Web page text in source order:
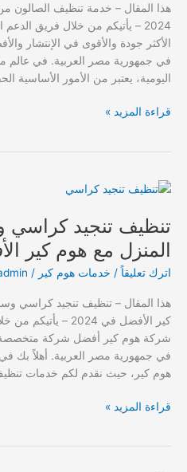
هذا المقال – خدمة تنظيف الصالون
2024 – يأتيكم من خلال فريق
الأكثر جودة والأقوى في الإنتشار
في جمهورية مصر العربية. في عالم
اليومية، يعتبر من الأمور الأساسية
شركة
هوم
كير
2024
قراءة المزيد »
تنظيف تنجيد
المنزل مع هوم كير
اترك تعليقاً / خدمات هوم كير /
هذا المقال – تنظيف تنجيد كراسي
كير الأفضل في 2024
شركة هوم كير أفضل شركة متخصصة
في جمهورية مصر العربية. أهلاً بك
هوم كير، حيث نقدم لكم خدمات
تنظيف
كراسي
وسجاد
ومفروشات
المنزل
هوم
كير
الأفضل
في
2024
قراءة المزيد »